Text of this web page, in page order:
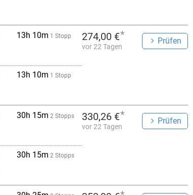
13h 10m 1 Stopp
13h 10m 1 Stopp
274,00 €*
vor 22 Tagen
Prüfen
30h 15m 2 Stopps
30h 15m 2 Stopps
330,26 €*
vor 22 Tagen
Prüfen